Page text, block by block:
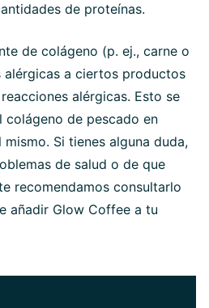
de proteínas.
de colágeno (p. ej., carne o
alérgicas a ciertos productos
alérgicas. Esto se
colágeno de pescado en
Si tienes alguna duda,
de salud o de que
recomendamos consultarlo
añadir Glow Coffee a tu